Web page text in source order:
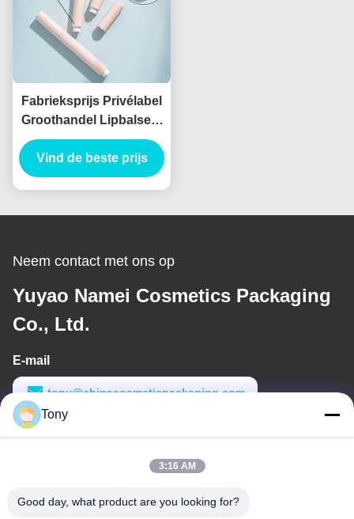
Fabrieksprijs Privélabel
Groothandel Lipbalsem
Verpakking Lipstick
Tube Leeg Make-up
Slim Ronde Lipstick
Vind de beste prijs
Neem contact met ons op
Yuyao Namei Cosmetics Packaging
Co., Ltd.
E-mail
tony@chinacosmeticpackaging.com
Werktijd
Tony
3:16 AM
Good day, what product are you looking for?